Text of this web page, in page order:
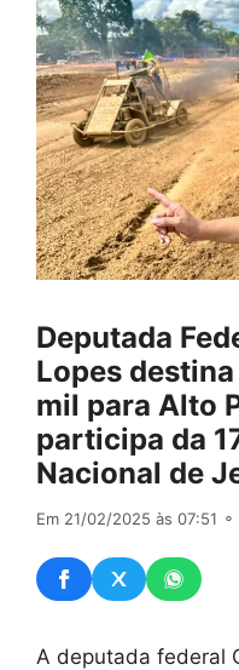
Deputada
Lopes
mil para Alto
participa da
Nacional de
Em 21/02/2025 às 07:51 ⚬
A deputada federal